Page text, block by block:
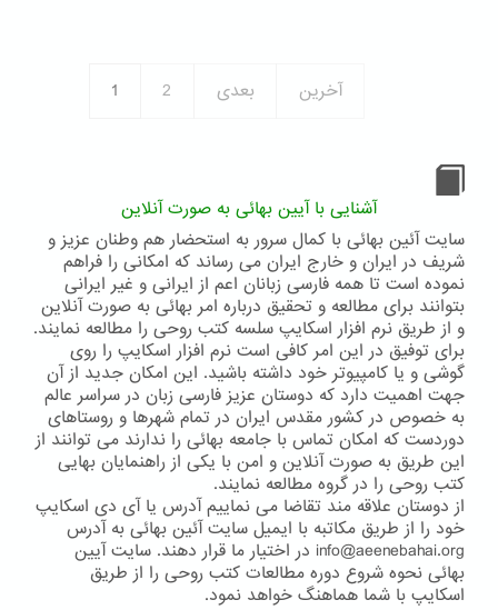
‌العدل
جهان
۲۶
نوامبر
۲۰۱۸
1 2 بعدی آخرین
آشنایی با آیین بهائی به صورت آنلاین
سایت آئین بهائی با کمال سرور به استحضار هم وطنان عزیز و
شریف در ایران و خارج ایران می رساند که امکانی را فراهم
نموده است تا همه فارسی زبانان اعم از ایرانی و غیر ایرانی
بتوانند برای مطالعه و تحقیق درباره امر بهائی به صورت آنلاین
و از طریق نرم افزار اسکایپ سلسه کتب روحی را مطالعه نمایند.
برای توفیق در این امر کافی است نرم افزار اسکایپ را روی
گوشی و یا کامپیوتر خود داشته باشید. این امکان جدید از آن
جهت اهمیت دارد که دوستان عزیز فارسی زبان در سراسر عالم
به خصوص در کشور مقدس ایران در تمام شهرها و روستاهای
دوردست که امکان تماس با جامعه بهائی را ندارند می توانند از
این طریق به صورت آنلاین و امن با یکی از راهنمایان بهایی
کتب روحی را در گروه مطالعه نمایند.
از دوستان علاقه مند تقاضا می نماییم آدرس یا آی دی اسکایپ
خود را از طریق مکاتبه با ایمیل سایت آئین بهائی به آدرس
info@aeenebahai.org در اختیار ما قرار دهند. سایت آیین
بهائی نحوه شروع دوره مطالعات کتب روحی را از طریق
اسکایپ با شما هماهنگ خواهد نمود.